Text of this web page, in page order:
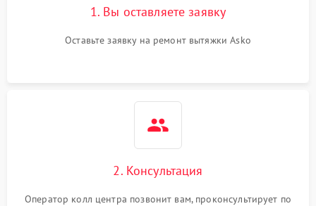
1. Вы оставляете заявку
Оставьте заявку на ремонт вытяжки Asko
2. Консультация
Оператор колл центра позвонит вам, проконсультирует по